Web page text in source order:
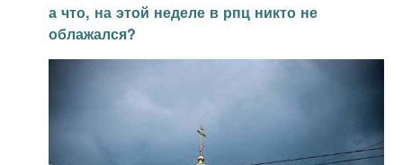
а что, на этой неделе в рпц никто не
облажался?